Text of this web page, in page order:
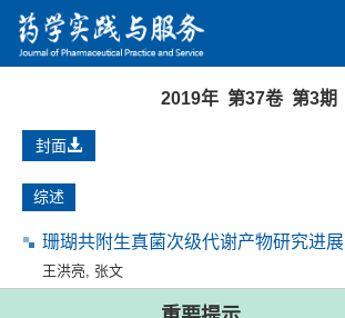
重要提示
2019年 第37卷 第3期
封面
综述
珊瑚共附生真菌次级代谢产物研究进展
王洪亮 张文
2019, 37(3): 193-200,253.